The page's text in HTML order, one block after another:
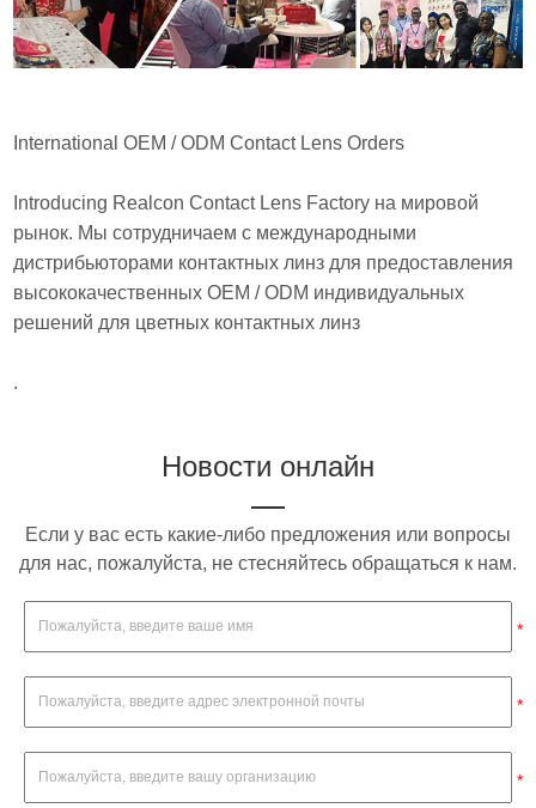
International OEM / ODM Contact Lens Orders
Introducing Realcon Contact Lens Factory на мировой
рынок. Мы сотрудничаем с международными
дистрибьюторами контактных линз для предоставления
высококачественных OEM / ODM индивидуальных
решений для цветных контактных линз
.
Новости онлайн
Если у вас есть какие-либо предложения или вопросы
для нас, пожалуйста, не стесняйтесь обращаться к нам.
*
*
*